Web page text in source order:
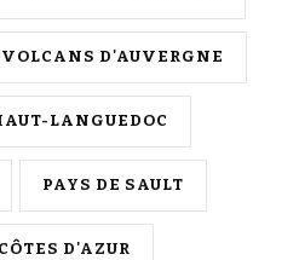
D'AUVERGNE
LANGUEDOC
PAYS DE SAULT
D'AZUR